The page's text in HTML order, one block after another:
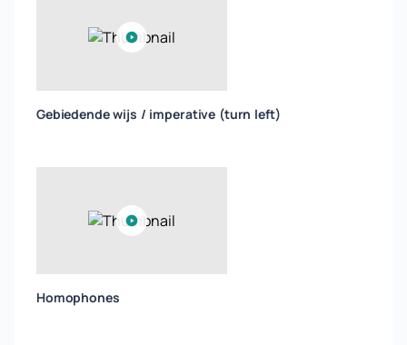
Gebiedende wijs / imperative (turn left)
Homophones